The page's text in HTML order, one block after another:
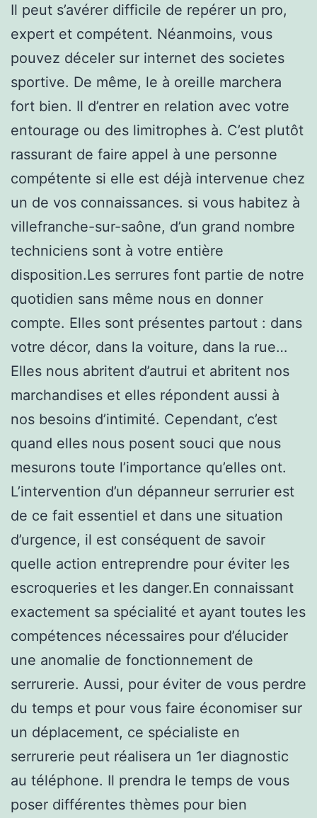
Il peut s’avérer difficile de repérer un pro,
expert et compétent. Néanmoins, vous
pouvez déceler sur internet des societes
sportive. De même, le à oreille marchera
fort bien. Il d’entrer en relation avec votre
entourage ou des limitrophes à. C’est plutôt
rassurant de faire appel à une personne
compétente si elle est déjà intervenue chez
un de vos connaissances. si vous habitez à
villefranche-sur-saône, d’un grand nombre
techniciens sont à votre entière
disposition.Les serrures font partie de notre
quotidien sans même nous en donner
compte. Elles sont présentes partout : dans
votre décor, dans la voiture, dans la rue…
Elles nous abritent d’autrui et abritent nos
marchandises et elles répondent aussi à
nos besoins d’intimité. Cependant, c’est
quand elles nous posent souci que nous
mesurons toute l’importance qu’elles ont.
L’intervention d’un dépanneur serrurier est
de ce fait essentiel et dans une situation
d’urgence, il est conséquent de savoir
quelle action entreprendre pour éviter les
escroqueries et les danger.En connaissant
exactement sa spécialité et ayant toutes les
compétences nécessaires pour d’élucider
une anomalie de fonctionnement de
serrurerie. Aussi, pour éviter de vous perdre
du temps et pour vous faire économiser sur
un déplacement, ce spécialiste en
serrurerie peut réalisera un 1er diagnostic
au téléphone. Il prendra le temps de vous
poser différentes thèmes pour bien